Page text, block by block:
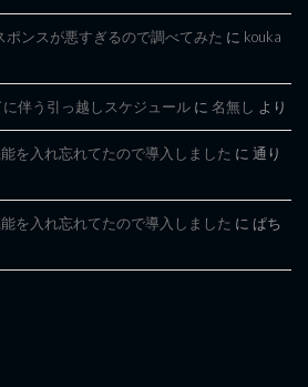
ポンスが悪すぎるので調べてみた に kouka
に伴う引っ越しスケジュール に 名無し より
を入れ忘れてたので導入しました に 通り
を入れ忘れてたので導入しました に ぱち